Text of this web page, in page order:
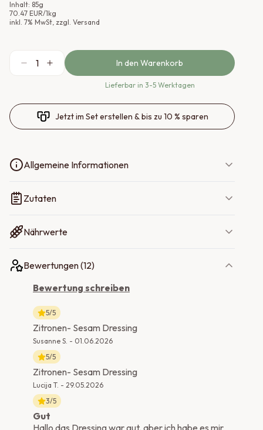
Inhalt: 85g
70.47 EUR/1kg
inkl. 7% MwSt, zzgl. Versand
1 In den Warenkorb
Lieferbar in 3-5 Werktagen
Jetzt im Set erstellen & bis zu 10 % sparen
Allgemeine Informationen
Zutaten
Nährwerte
Bewertungen (12)
Bewertung schreiben
5/5
Zitronen- Sesam Dressing
Susanne S. - 01.06.2026
5/5
Zitronen- Sesam Dressing
Lucija T. - 29.05.2026
3/5
Gut
Hallo das Dressing war gut, aber ich habe es mir